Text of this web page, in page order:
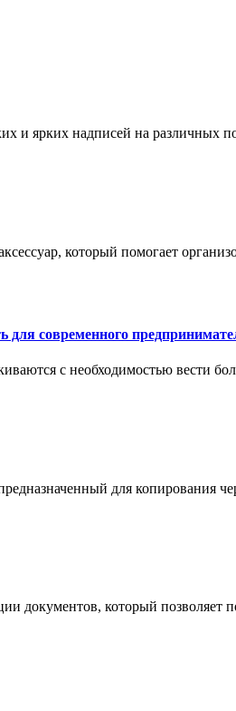
и ярких надписей на различных
который помогает
для современного
с необходимостью вести
для копирования
документов, который позволяет